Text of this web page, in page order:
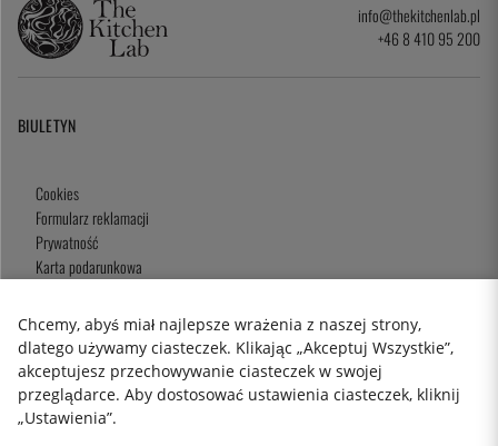
info@thekitchenlab.pl
+46 8 410 95 200
BIULETYN
Cookies
Formularz reklamacji
Prywatność
Karta podarunkowa
2026 KitchenLab AB
Chcemy, abyś miał najlepsze wrażenia z naszej strony,
dlatego używamy ciasteczek. Klikając „Akceptuj Wszystkie”,
akceptujesz przechowywanie ciasteczek w swojej
przeglądarce. Aby dostosować ustawienia ciasteczek, kliknij
„Ustawienia”.